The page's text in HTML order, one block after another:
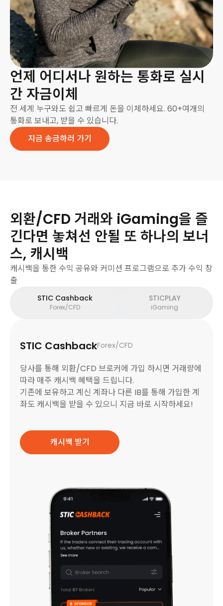
언제 어디서나 원하는 통화로 실시
간 자금이체
전 세계 누구와도 쉽고 빠르게 돈을 이체하세요. 60+여개의
통화로 보내고, 받을 수 있습니다.
지금 송금하러 가기
외환/CFD 거래와 iGaming을 즐
긴다면 놓쳐선 안될 또 하나의 보너
스, 캐시백
캐시백을 통한 수익 공유와 커미션 프로그램으로 추가 수익 창
출
STIC Cashback
Forex/CFD
STICPLAY
iGaming
STIC CashbackForex/CFD
당사를 통해 외환/CFD 브로커에 가입 하시면 거래량에
따라 매주 캐시백 혜택을 드립니다.
기존에 보유하고 계신 계좌나 다른 IB를 통해 가입한 계
좌도 캐시백을 받을 수 있으니 지금 바로 시작하세요!
캐시백 받기